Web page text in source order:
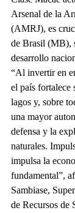
Arsenal de la
(AMRJ), es
de Brasil (MB),
desarrollo
“Al invertir en
el país fortalece
lagos y, sobre
una mayor
defensa y la
naturales.
impulsa la
fundamental”,
Sambiase,
de Recursos de